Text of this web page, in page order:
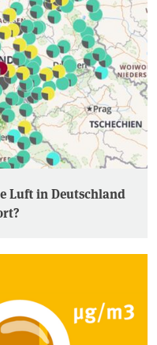
Luft in Deutschland